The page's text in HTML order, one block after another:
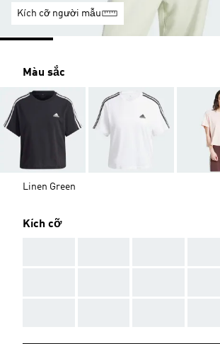
Kích cỡ người mẫu
Màu sắc
Linen Green
Kích cỡ